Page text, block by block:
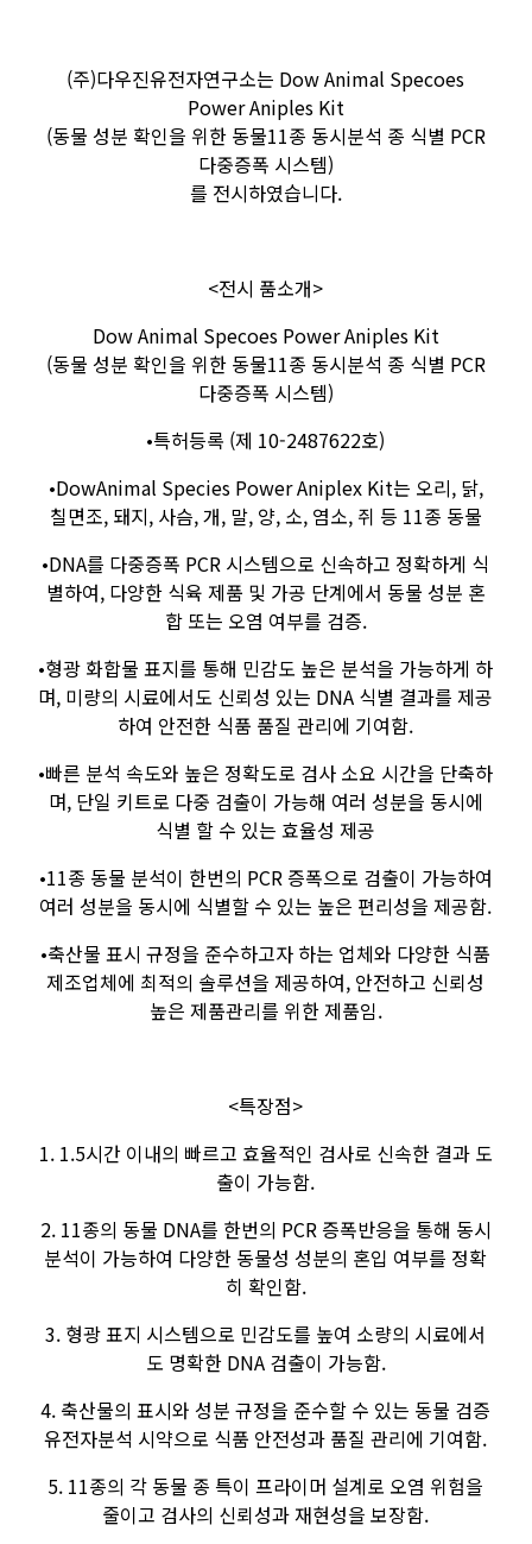
(주)다우진유전자연구소는 Dow Animal Specoes
Power Aniples Kit
(동물 성분 확인을 위한 동물11종 동시분석 종 식별 PCR
다중증폭 시스템)
를 전시하였습니다.
<전시 품소개>
Dow Animal Specoes Power Aniples Kit
(동물 성분 확인을 위한 동물11종 동시분석 종 식별 PCR
다중증폭 시스템)
•특허등록 (제 10-2487622호)
•DowAnimal Species Power Aniplex Kit는 오리, 닭,
칠면조, 돼지, 사슴, 개, 말, 양, 소, 염소, 쥐 등 11종 동물
•DNA를 다중증폭 PCR 시스템으로 신속하고 정확하게 식
별하여, 다양한 식육 제품 및 가공 단계에서 동물 성분 혼
합 또는 오염 여부를 검증.
•형광 화합물 표지를 통해 민감도 높은 분석을 가능하게 하
며, 미량의 시료에서도 신뢰성 있는 DNA 식별 결과를 제공
하여 안전한 식품 품질 관리에 기여함.
•빠른 분석 속도와 높은 정확도로 검사 소요 시간을 단축하
며, 단일 키트로 다중 검출이 가능해 여러 성분을 동시에
식별 할 수 있는 효율성 제공
•11종 동물 분석이 한번의 PCR 증폭으로 검출이 가능하여
여러 성분을 동시에 식별할 수 있는 높은 편리성을 제공함.
•축산물 표시 규정을 준수하고자 하는 업체와 다양한 식품
제조업체에 최적의 솔루션을 제공하여, 안전하고 신뢰성
높은 제품관리를 위한 제품임.
<특장점>
1. 1.5시간 이내의 빠르고 효율적인 검사로 신속한 결과 도
출이 가능함.
2. 11종의 동물 DNA를 한번의 PCR 증폭반응을 통해 동시
분석이 가능하여 다양한 동물성 성분의 혼입 여부를 정확
히 확인함.
3. 형광 표지 시스템으로 민감도를 높여 소량의 시료에서
도 명확한 DNA 검출이 가능함.
4. 축산물의 표시와 성분 규정을 준수할 수 있는 동물 검증
유전자분석 시약으로 식품 안전성과 품질 관리에 기여함.
5. 11종의 각 동물 종 특이 프라이머 설계로 오염 위험을
줄이고 검사의 신뢰성과 재현성을 보장함.